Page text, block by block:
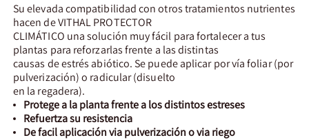
Su elevada compatibilidad con otros tratamientos nutrientes
hacen de VITHAL PROTECTOR
CLIMÁTICO una solución muy fácil para fortalecer a tus
plantas para reforzarlas frente a las distintas
causas de estrés abiótico. Se puede aplicar por vía foliar (por
pulverización) o radicular (disuelto
en la regadera).
Protege a la planta frente a los distintos estreses
Refuertza su resistencia
De facil aplicación via pulverización o via riego